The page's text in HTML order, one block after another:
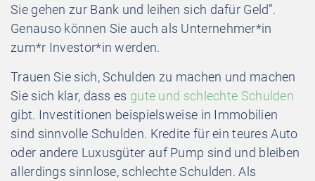
Sie gehen zur Bank und leihen sich dafür Geld”.
Genauso können Sie auch als Unternehmer*in
zum*r Investor*in werden.
Trauen Sie sich, Schulden zu machen und machen
Sie sich klar, dass es gute und schlechte Schulden
gibt. Investitionen beispielsweise in Immobilien
sind sinnvolle Schulden. Kredite für ein teures Auto
oder andere Luxusgüter auf Pump sind und bleiben
allerdings sinnlose, schlechte Schulden. Als